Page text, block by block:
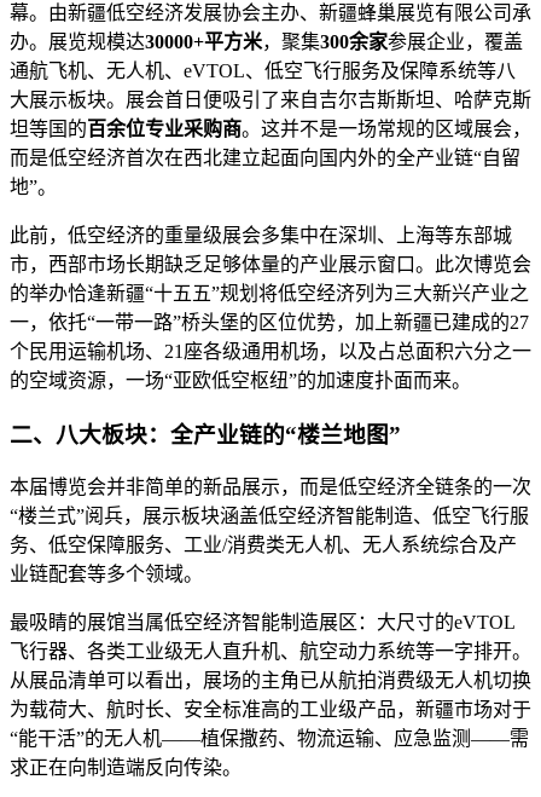
幕。由新疆低空经济发展协会主办、新疆蜂巢展览有限公司承
办。展览规模达30000+平方米，聚集300余家参展企业，覆盖
通航飞机、无人机、eVTOL、低空飞行服务及保障系统等八
大展示板块。展会首日便吸引了来自吉尔吉斯斯坦、哈萨克斯
坦等国的百余位专业采购商。这并不是一场常规的区域展会，
而是低空经济首次在西北建立起面向国内外的全产业链“自留
地”。
此前，低空经济的重量级展会多集中在深圳、上海等东部城
市，西部市场长期缺乏足够体量的产业展示窗口。此次博览会
的举办恰逢新疆“十五五”规划将低空经济列为三大新兴产业之
一，依托“一带一路”桥头堡的区位优势，加上新疆已建成的27
个民用运输机场、21座各级通用机场，以及占总面积六分之一
的空域资源，一场“亚欧低空枢纽”的加速度扑面而来。
二、八大板块：全产业链的“楼兰地图”
本届博览会并非简单的新品展示，而是低空经济全链条的一次
“楼兰式”阅兵，展示板块涵盖低空经济智能制造、低空飞行服
务、低空保障服务、工业/消费类无人机、无人系统综合及产
业链配套等多个领域。
最吸睛的展馆当属低空经济智能制造展区：大尺寸的eVTOL
飞行器、各类工业级无人直升机、航空动力系统等一字排开。
从展品清单可以看出，展场的主角已从航拍消费级无人机切换
为载荷大、航时长、安全标准高的工业级产品，新疆市场对于
“能干活”的无人机——植保撒药、物流运输、应急监测——需
求正在向制造端反向传染。